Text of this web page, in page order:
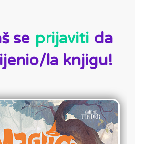
se prijaviti da
la knjigu!